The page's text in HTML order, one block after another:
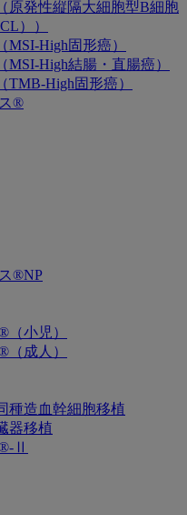
原発性縦隔大細胞型B細胞
））
High固形癌）
High結腸・直腸癌）
High固形癌）
®
®NP
小児）
成人）
種造血幹細胞移植
器移植
Ⅱ